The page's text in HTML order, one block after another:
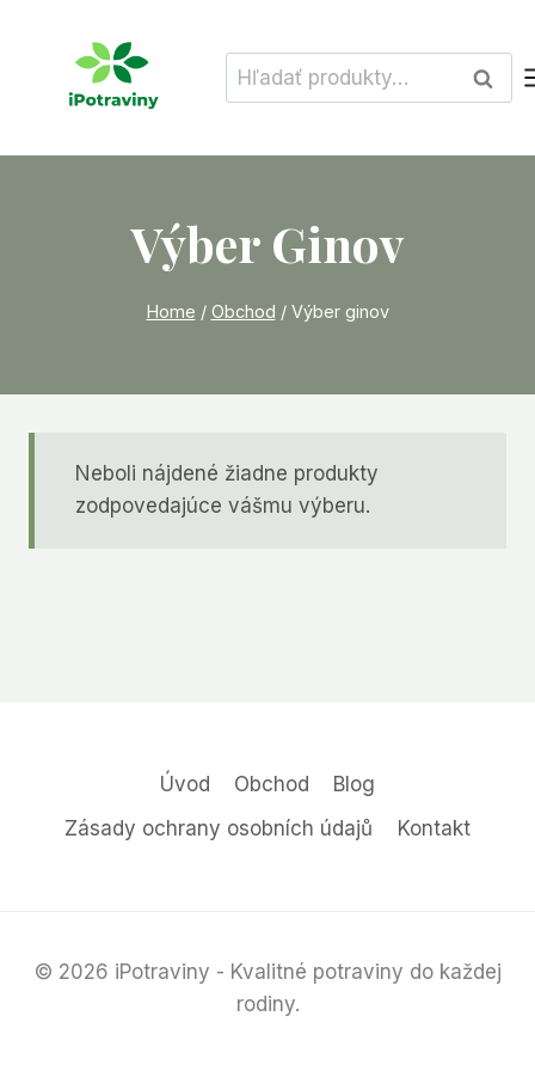
Hľadať:
Výber Ginov
Home / Obchod / Výber ginov
Neboli nájdené žiadne produkty
zodpovedajúce vášmu výberu.
Úvod Obchod
Blog
Zásady ochrany osobních údajů
Kontakt
© 2026 iPotraviny - Kvalitné potraviny do každej
rodiny.